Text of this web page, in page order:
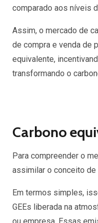
comparado aos níveis
Assim, o mercado de
de compra e venda de
equivalente,
transformando o
Carbono
Para compreender o
assimilar o conceito de
Em termos simples,
GEEs liberada na